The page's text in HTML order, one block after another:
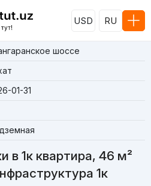
USD RU
шоссе
01-31
в 1к квартира, 46 м²
1к